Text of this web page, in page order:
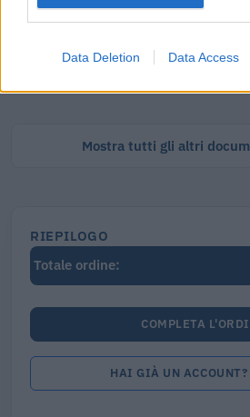
Data Deletion Data Access
Visure Camerali - Storico
€ 6,98 IVA inclusa
Mostra tutti gli altri
RIEPILOGO
Totale ordine:
COMPLETA
HAI GIÀ UN ACCOUNT?